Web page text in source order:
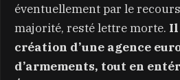
éventuellement par le
majorité, resté lettre morte. Il
création d’une agence
d’armements, tout en